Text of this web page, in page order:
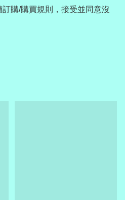
購/購買規則，接受並同意沒